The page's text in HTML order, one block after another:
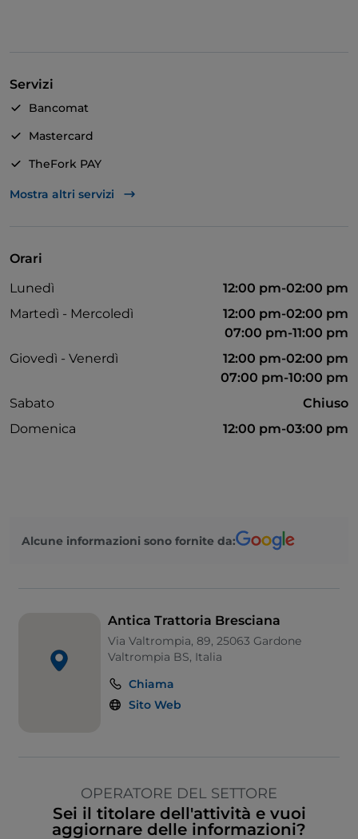
Servizi
Bancomat
Mastercard
TheFork PAY
Unionpay via TheFork PAY
Mostra altri servizi
Orari
Lunedì
12:00 pm-02:00 pm
Martedì - Mercoledì
12:00 pm-02:00 pm
07:00 pm-11:00 pm
Giovedì - Venerdì
12:00 pm-02:00 pm
07:00 pm-10:00 pm
Sabato
Chiuso
Domenica
12:00 pm-03:00 pm
Alcune informazioni sono fornite da:
Antica Trattoria Bresciana
Via Valtrompia, 89, 25063 Gardone
Valtrompia BS, Italia
Chiama
Sito Web
OPERATORE DEL SETTORE
Sei il titolare dell'attività e vuoi
aggiornare delle informazioni?